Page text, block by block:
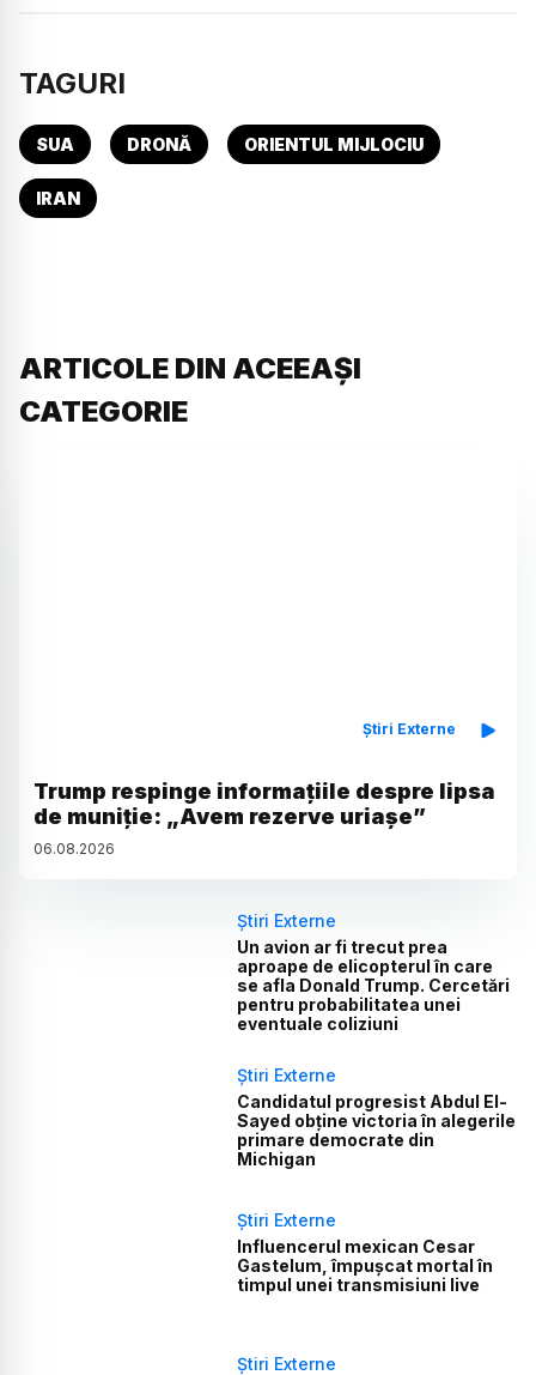
TAGURI
SUA DRONĂ ORIENTUL MIJLOCIU
IRAN
ARTICOLE DIN ACEEAȘI
CATEGORIE
Știri Externe
Trump respinge informațiile despre lipsa
de muniție: „Avem rezerve uriașe”
06.08.2026
Știri Externe
Un avion ar fi trecut prea
aproape de elicopterul în care
se afla Donald Trump. Cercetări
pentru probabilitatea unei
eventuale coliziuni
Știri Externe
Candidatul progresist Abdul El-
Sayed obține victoria în alegerile
primare democrate din
Michigan
Știri Externe
Influencerul mexican Cesar
Gastelum, împușcat mortal în
timpul unei transmisiuni live
Știri Externe